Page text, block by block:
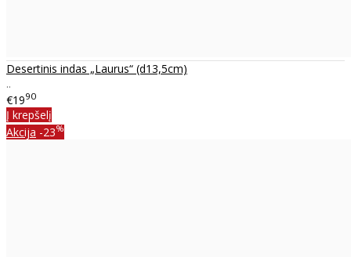
Desertinis indas „Laurus“ (d13,5cm)
..
€1990
Į krepšelį
Akcija -23%